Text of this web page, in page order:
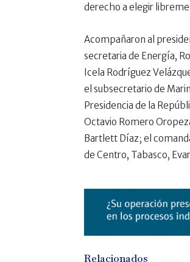
derecho a elegir
Acompañaron al
secretaria de Energía,
Icela Rodríguez
el subsecretario de
Presidencia de la
Octavio Romero
Bartlett Díaz; el
de Centro, Tabasco,
Relacionados